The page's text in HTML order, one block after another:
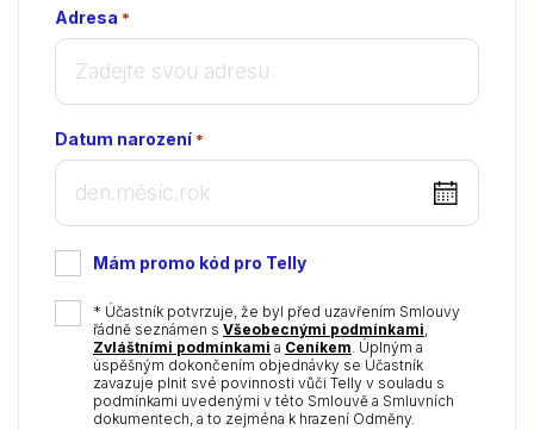
Adresa *
Datum narození *
DD
dot
MM
dot
YYYY
Mám promo kód pro Telly
* Účastník potvrzuje, že byl před uzavřením Smlouvy
řádně seznámen s Všeobecnými podmínkami,
Zvláštními podmínkami a Ceníkem. Úplným a
úspěšným dokončením objednávky se Účastník
zavazuje plnit své povinnosti vůči Telly v souladu s
podmínkami uvedenými v této Smlouvě a Smluvních
dokumentech, a to zejména k hrazení Odměny.